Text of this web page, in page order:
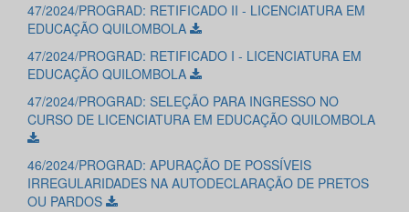
47/2024/PROGRAD: RETIFICADO II - LICENCIATURA EM
EDUCAÇÃO QUILOMBOLA
47/2024/PROGRAD: RETIFICADO I - LICENCIATURA EM
EDUCAÇÃO QUILOMBOLA
47/2024/PROGRAD: SELEÇÃO PARA INGRESSO NO
CURSO DE LICENCIATURA EM EDUCAÇÃO QUILOMBOLA
46/2024/PROGRAD: APURAÇÃO DE POSSÍVEIS
IRREGULARIDADES NA AUTODECLARAÇÃO DE PRETOS
OU PARDOS